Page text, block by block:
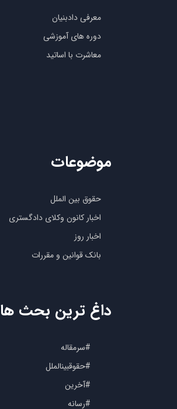
معرفی دادبنیان
دوره های آموزشی
معاشرت با اساتید
حقوق بین الملل
اخبار کانون وکلای دادگستری
اخبار روز
بانک قوانین و مقررات
موضوعات
#سرمقاله
#حقوقبینالملل
#آخرین
#رسانه
داغ ترین بحث ها